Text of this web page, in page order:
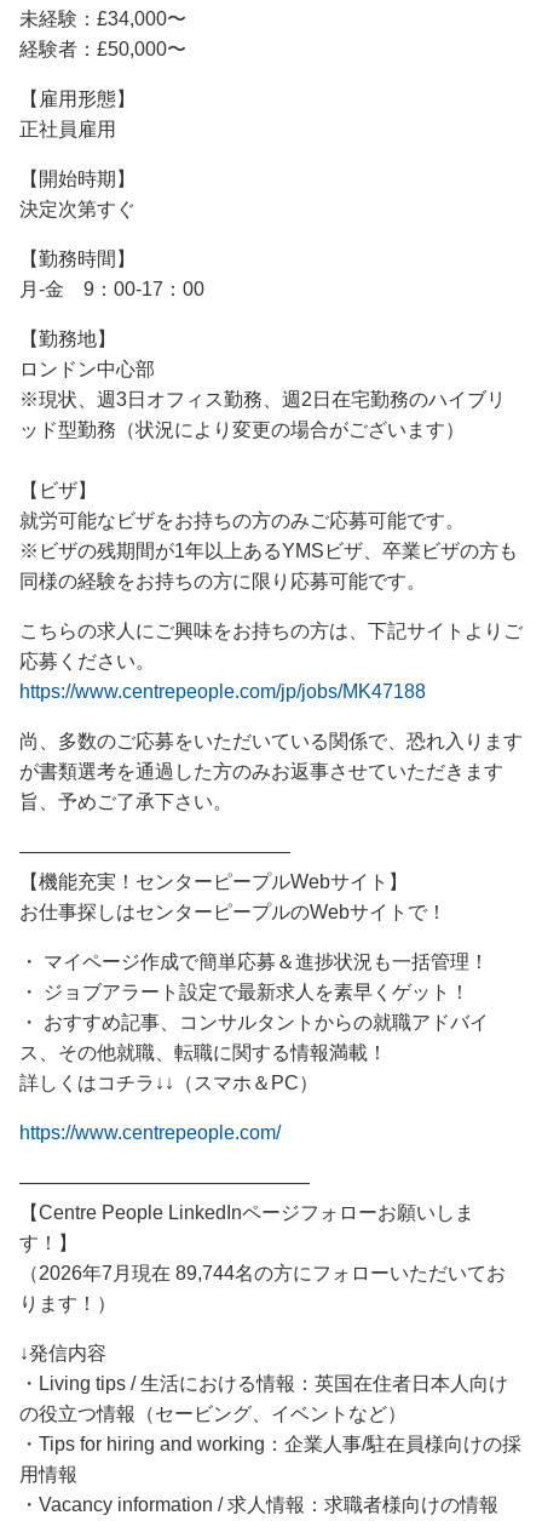
未経験：£34,000〜
経験者：£50,000〜
【雇用形態】
正社員雇用
【開始時期】
決定次第すぐ
【勤務時間】
月‐金 9：00-17：00
【勤務地】
ロンドン中心部
※現状、週3日オフィス勤務、週2日在宅勤務のハイブリ
ッド型勤務（状況により変更の場合がございます）
【ビザ】
就労可能なビザをお持ちの方のみご応募可能です。
※ビザの残期間が1年以上あるYMSビザ、卒業ビザの方も
同様の経験をお持ちの方に限り応募可能です。
こちらの求人にご興味をお持ちの方は、下記サイトよりご
応募ください。
https://www.centrepeople.com/jp/jobs/MK47188
尚、多数のご応募をいただいている関係で、恐れ入ります
が書類選考を通過した方のみお返事させていただきます
旨、予めご了承下さい。
――――――――――――――
【機能充実！センターピープルWebサイト】
お仕事探しはセンターピープルのWebサイトで！
・ マイページ作成で簡単応募＆進捗状況も一括管理！
・ ジョブアラート設定で最新求人を素早くゲット！
・ おすすめ記事、コンサルタントからの就職アドバイ
ス、その他就職、転職に関する情報満載！
詳しくはコチラ↓↓（スマホ＆PC）
https://www.centrepeople.com/
―――――――――――――――
【Centre People LinkedInページフォローお願いしま
す！】
（2026年7月現在 89,744名の方にフォローいただいてお
ります！）
↓発信内容
・Living tips / 生活における情報：英国在住者日本人向け
の役立つ情報（セービング、イベントなど）
・Tips for hiring and working：企業人事/駐在員様向けの採
用情報
・Vacancy information / 求人情報：求職者様向けの情報